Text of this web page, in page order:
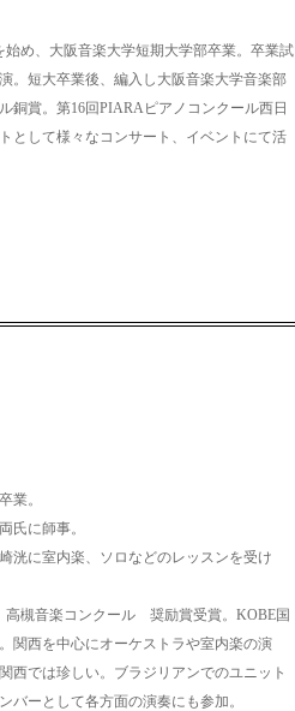
め、大阪音楽大学短期大学部卒業。卒業試
。短大卒業後、編入し大阪音楽大学音楽部
銅賞。第16回PIARAピアノコンクール西日
として様々なコンサート、イベントにて活
業。
氏に師事。
洸に室内楽、ソロなどのレッスンを受け
高槻音楽コンクール 奨励賞受賞。 KOBE国
関西を中心にオーケストラや室内楽の演
西では珍しい。 ブラジリアンでのユニット
バーとして各方面の演奏にも参加。